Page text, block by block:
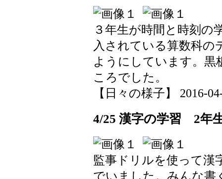
３年生が時間と時刻の
入されている算数科の
ようにしています。黒
ころでした。
【日々の様子】 2016-
4/25 漢字の学習 2年
監事ドリルを使って漢
でいました。みんな書